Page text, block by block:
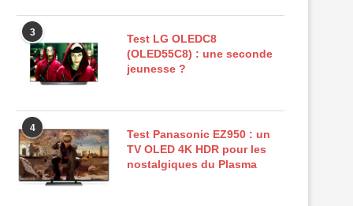
3
Test LG OLEDC8
(OLED55C8) : une seconde
jeunesse ?
4
Test Panasonic EZ950 : un
TV OLED 4K HDR pour les
nostalgiques du Plasma